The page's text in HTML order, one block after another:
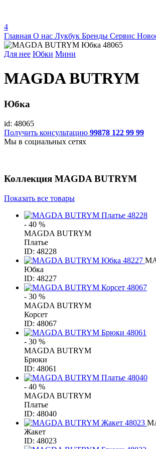
4
Главная О нас Лукбук Бренды Сервис
Для нее Юбки Мини
MAGDA BUTRYM
Юбка
id: 48065
Получить консультацию 99878 122 99 99
Мы в социальных сетях
Коллекция MAGDA BUTRYM
Показать все товары
- 40 %
MAGDA BUTRYM
Платье
ID: 48228
Юбка
ID: 48227
- 30 %
MAGDA BUTRYM
Корсет
ID: 48067
- 30 %
MAGDA BUTRYM
Брюки
ID: 48061
- 40 %
MAGDA BUTRYM
Платье
ID: 48040
Жакет
ID: 48023